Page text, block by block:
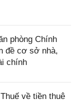
phòng Chính
đề cơ sở nhà,
chính
về tiền thuê